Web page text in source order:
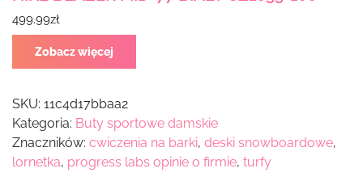
499.99zł
Zobacz więcej
SKU: 11c4d17bbaa2
Kategoria: Buty sportowe damskie
Znaczników: cwiczenia na barki, deski snowboardowe,
lornetka, progress labs opinie o firmie, turfy